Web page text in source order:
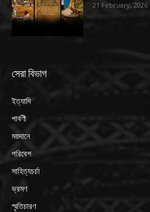
21 February, 2026
সেরা বিভাগ
ইত্যাদি
পার্বণী
ময়দানে
পরিবেশ
সাহিত্যচর্চা
ভ্রমণ
স্মৃতিচারণ